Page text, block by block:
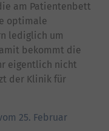
am Patientenbett
optimale
lediglich um
bekommt die
eigentlich nicht
der Klinik für
25. Februar